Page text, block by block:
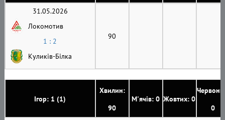
Ігор: 1 (1)
Хвилин:
90
М'ячів: 0 Жовтих: 0
0
31.05.2026
Локомотив
1 : 2
Куликів-Білка
90